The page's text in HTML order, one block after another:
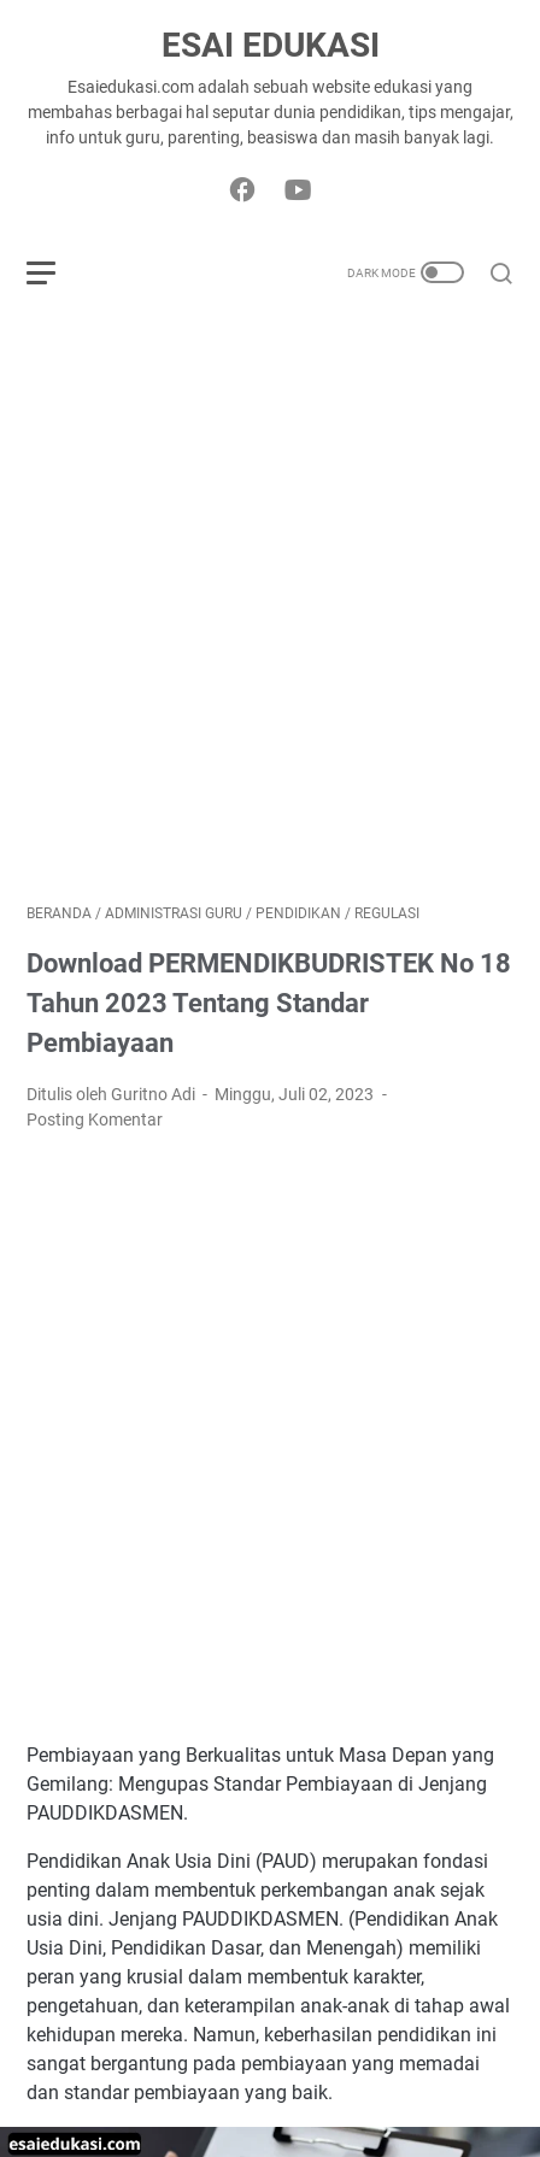
ESAI EDUKASI
Esaiedukasi.com adalah sebuah website edukasi yang
membahas berbagai hal seputar dunia pendidikan, tips mengajar,
info untuk guru, parenting, beasiswa dan masih banyak lagi.
BERANDA / ADMINISTRASI GURU / PENDIDIKAN / REGULASI
Download PERMENDIKBUDRISTEK No 18
Tahun 2023 Tentang Standar
Pembiayaan
Ditulis oleh Guritno Adi
Minggu, Juli 02, 2023
Posting Komentar
Pembiayaan yang Berkualitas untuk Masa Depan yang
Gemilang: Mengupas Standar Pembiayaan di Jenjang
PAUDDIKDASMEN.
Pendidikan Anak Usia Dini (PAUD) merupakan fondasi
penting dalam membentuk perkembangan anak sejak
usia dini. Jenjang PAUDDIKDASMEN. (Pendidikan Anak
Usia Dini, Pendidikan Dasar, dan Menengah) memiliki
peran yang krusial dalam membentuk karakter,
pengetahuan, dan keterampilan anak-anak di tahap awal
kehidupan mereka. Namun, keberhasilan pendidikan ini
sangat bergantung pada pembiayaan yang memadai
dan standar pembiayaan yang baik.